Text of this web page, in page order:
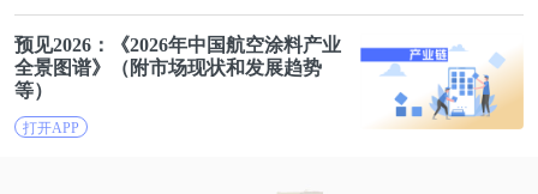
预见2026：《2026年中国航空涂料产业
全景图谱》（附市场现状和发展趋势
等）
打开APP